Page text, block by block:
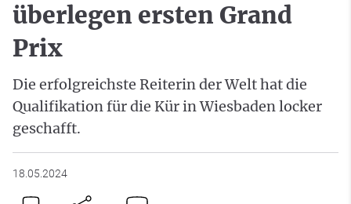
überlegen ersten Grand
Prix
Die erfolgreichste Reiterin der Welt hat die
Qualifikation für die Kür in Wiesbaden locker
geschafft.
18.05.2024